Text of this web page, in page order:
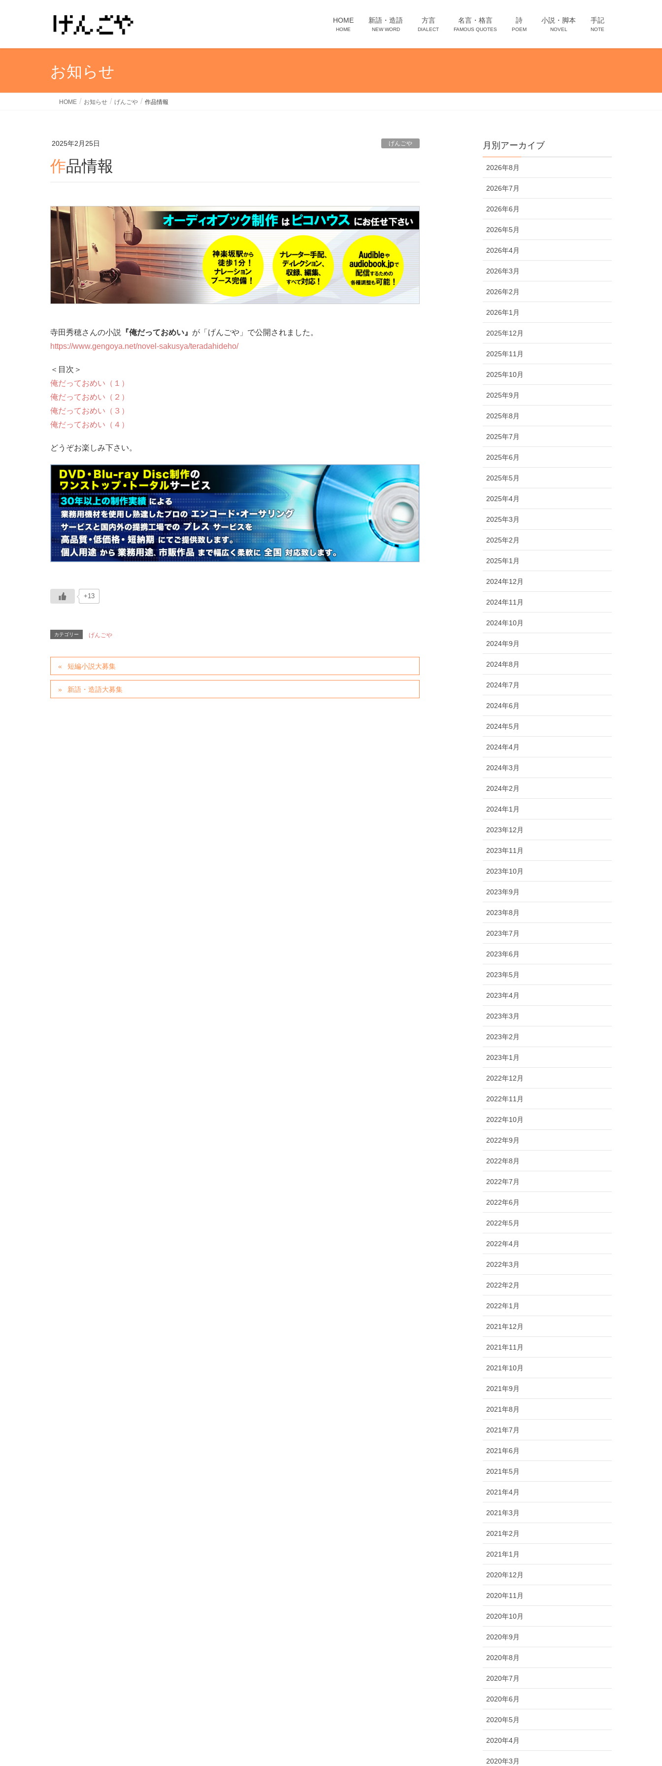
HOME
HOME
新語・造語
NEW WORD
方言
DIALECT
名言・格言
FAMOUS QUOTES
詩
POEM
小説・脚本
NOVEL
手記
NOTE
お知らせ
HOME お知らせ げんごや 作品情報
2025年2月25日 げんごや
作品情報
寺田秀穂さんの小説 『俺だっておめい』 が「げんごや」で公開されました。
https://www.gengoya.net/novel-sakusya/teradahideho/
＜目次＞
俺だっておめい（１）
俺だっておめい（２）
俺だっておめい（３）
俺だっておめい（４）
どうぞお楽しみ下さい。
+13
カテゴリー げんごや
短編小説大募集
新語・造語大募集
月別アーカイブ
2026年8月
2026年7月
2026年6月
2026年5月
2026年4月
2026年3月
2026年2月
2026年1月
2025年12月
2025年11月
2025年10月
2025年9月
2025年8月
2025年7月
2025年6月
2025年5月
2025年4月
2025年3月
2025年2月
2025年1月
2024年12月
2024年11月
2024年10月
2024年9月
2024年8月
2024年7月
2024年6月
2024年5月
2024年4月
2024年3月
2024年2月
2024年1月
2023年12月
2023年11月
2023年10月
2023年9月
2023年8月
2023年7月
2023年6月
2023年5月
2023年4月
2023年3月
2023年2月
2023年1月
2022年12月
2022年11月
2022年10月
2022年9月
2022年8月
2022年7月
2022年6月
2022年5月
2022年4月
2022年3月
2022年2月
2022年1月
2021年12月
2021年11月
2021年10月
2021年9月
2021年8月
2021年7月
2021年6月
2021年5月
2021年4月
2021年3月
2021年2月
2021年1月
2020年12月
2020年11月
2020年10月
2020年9月
2020年8月
2020年7月
2020年6月
2020年5月
2020年4月
2020年3月